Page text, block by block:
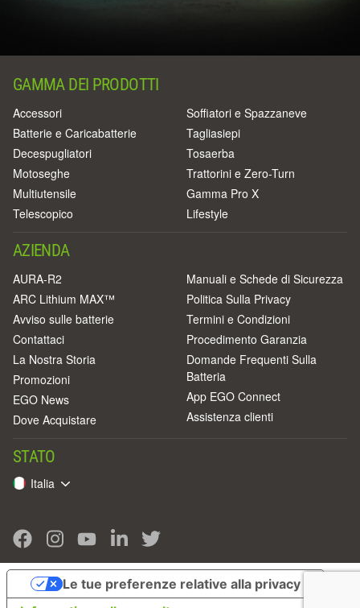
GAMMA DEI PRODOTTI
Accessori
Batterie e Caricabatterie
Decespugliatori
Motoseghe
Multiutensile
Telescopico
Soffiatori e Spazzaneve
Tagliasiepi
Tosaerba
Trattorini e Zero-Turn
Gamma Pro X
Lifestyle
AZIENDA
AURA-R2
ARC Lithium MAX™
Avviso sulle batterie
Contattaci
La Nostra Storia
Promozioni
EGO News
Dove Acquistare
Manuali e Schede di Sicurezza
Politica Sulla Privacy
Termini e Condizioni
Procedimento Garanzia
Domande Frequenti Sulla
Batteria
App EGO Connect
Assistenza clienti
STATO
Italia
Le tue preferenze relative alla privacy